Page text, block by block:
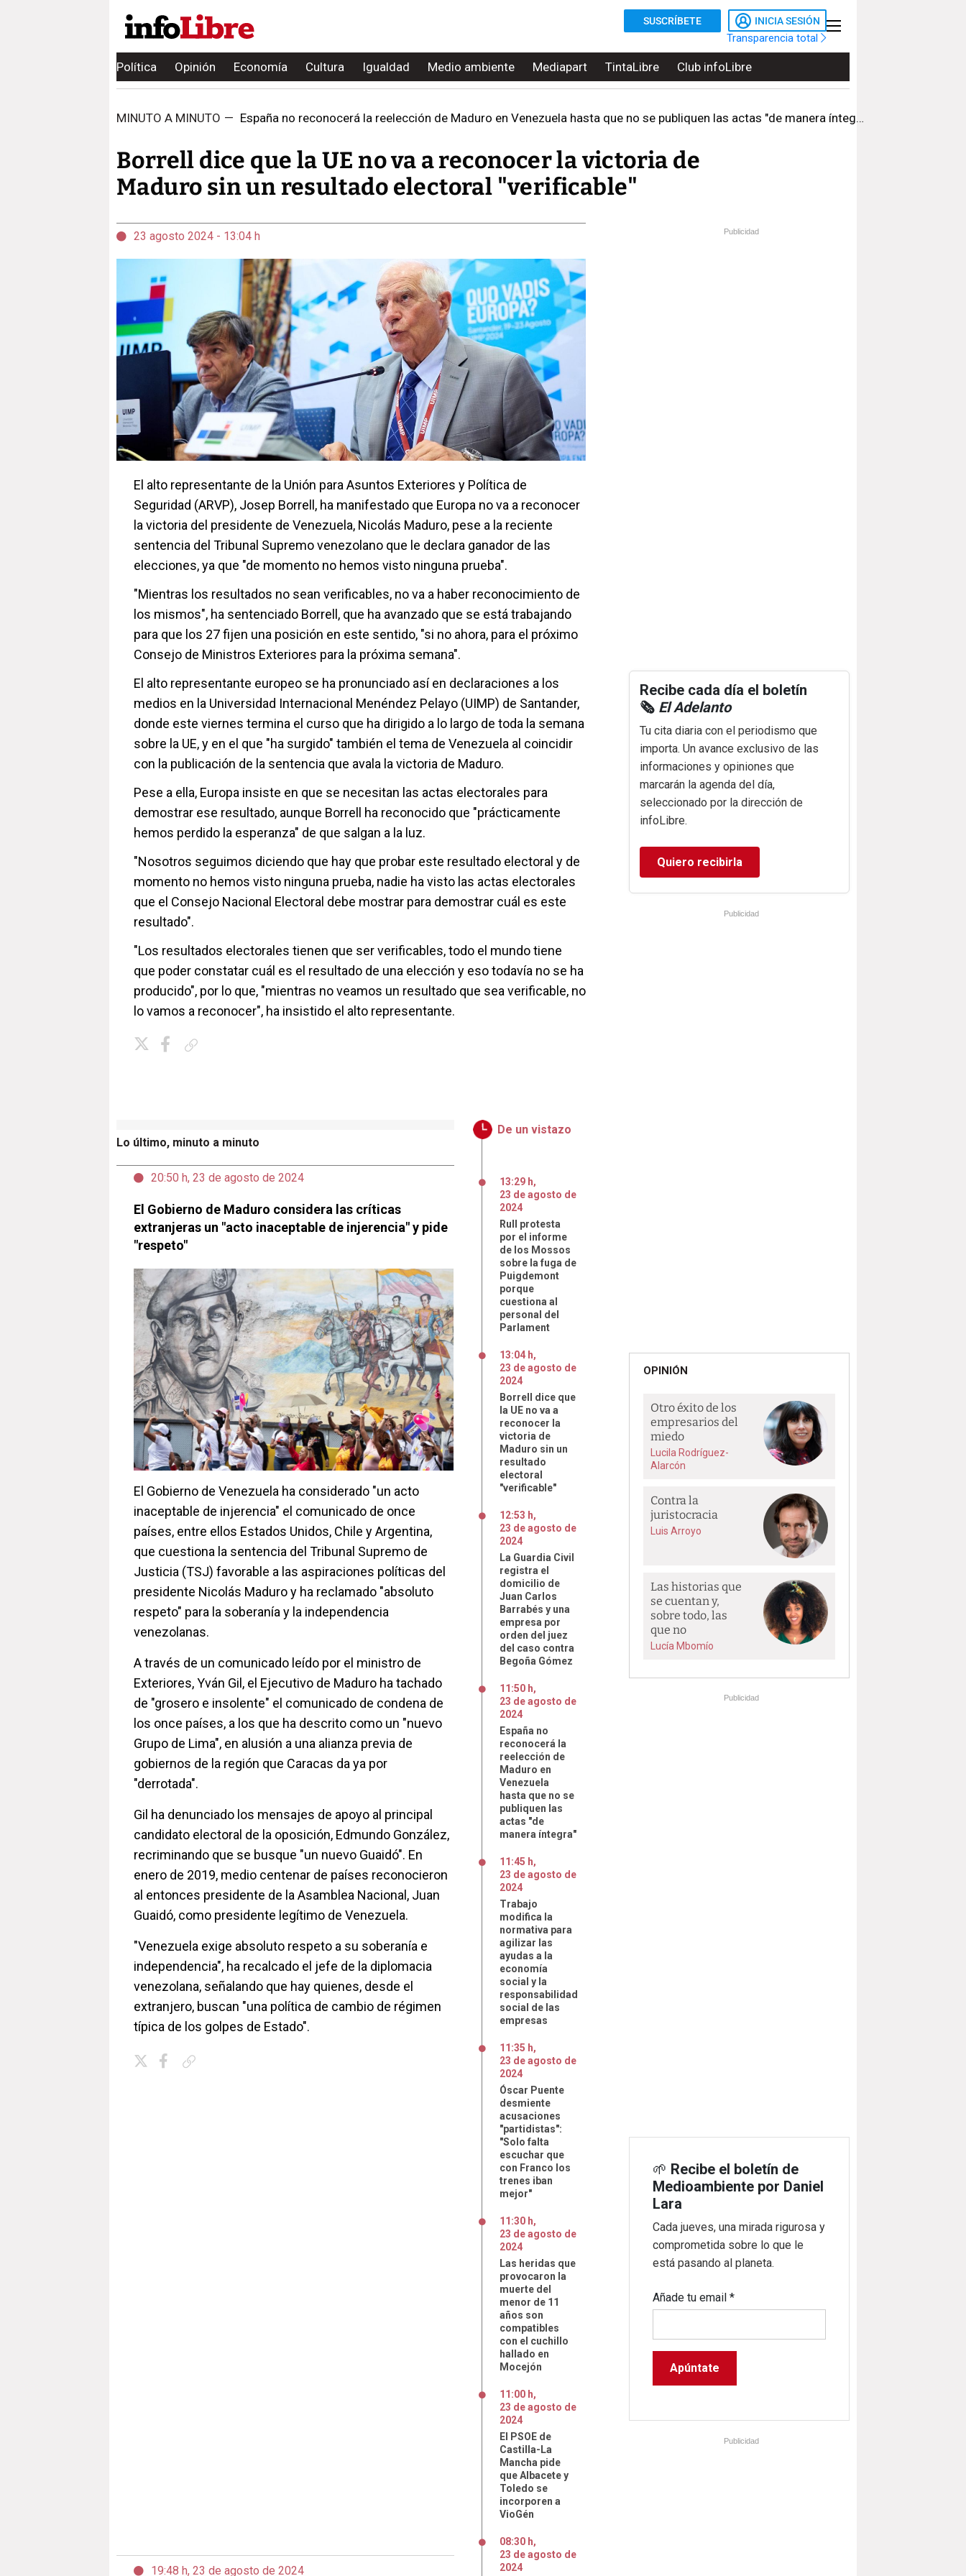
SUSCRÍBETE INICIA SESIÓN
Transparencia total
Política Opinión Economía Cultura Igualdad Medio ambiente Mediapart TintaLibre Club infoLibre
MINUTO A MINUTO — España no reconocerá la reelección de Maduro en Venezuela hasta que no se publiquen las actas "de manera íntegra"
Borrell dice que la UE no va a reconocer la victoria de
Maduro sin un resultado electoral "verificable"
23 agosto 2024 - 13:04 h
El alto representante de la Unión para Asuntos Exteriores y Política de
Seguridad (ARVP), Josep Borrell, ha manifestado que Europa no va a reconocer
la victoria del presidente de Venezuela, Nicolás Maduro, pese a la reciente
sentencia del Tribunal Supremo venezolano que le declara ganador de las
elecciones, ya que "de momento no hemos visto ninguna prueba".
"Mientras los resultados no sean verificables, no va a haber reconocimiento de
los mismos", ha sentenciado Borrell, que ha avanzado que se está trabajando
para que los 27 fijen una posición en este sentido, "si no ahora, para el próximo
Consejo de Ministros Exteriores para la próxima semana".
El alto representante europeo se ha pronunciado así en declaraciones a los
medios en la Universidad Internacional Menéndez Pelayo (UIMP) de Santander,
donde este viernes termina el curso que ha dirigido a lo largo de toda la semana
sobre la UE, y en el que "ha surgido" también el tema de Venezuela al coincidir
con la publicación de la sentencia que avala la victoria de Maduro.
Pese a ella, Europa insiste en que se necesitan las actas electorales para
demostrar ese resultado, aunque Borrell ha reconocido que "prácticamente
hemos perdido la esperanza" de que salgan a la luz.
"Nosotros seguimos diciendo que hay que probar este resultado electoral y de
momento no hemos visto ninguna prueba, nadie ha visto las actas electorales
que el Consejo Nacional Electoral debe mostrar para demostrar cuál es este
resultado".
"Los resultados electorales tienen que ser verificables, todo el mundo tiene
que poder constatar cuál es el resultado de una elección y eso todavía no se ha
producido", por lo que, "mientras no veamos un resultado que sea verificable, no
lo vamos a reconocer", ha insistido el alto representante.
Lo último, minuto a minuto
20:50 h, 23 de agosto de 2024
El Gobierno de Maduro considera las críticas
extranjeras un "acto inaceptable de injerencia" y pide
"respeto"
El Gobierno de Venezuela ha considerado "un acto
inaceptable de injerencia" el comunicado de once
países, entre ellos Estados Unidos, Chile y Argentina,
que cuestiona la sentencia del Tribunal Supremo de
Justicia (TSJ) favorable a las aspiraciones políticas del
presidente Nicolás Maduro y ha reclamado "absoluto
respeto" para la soberanía y la independencia
venezolanas.
A través de un comunicado leído por el ministro de
Exteriores, Yván Gil, el Ejecutivo de Maduro ha tachado
de "grosero e insolente" el comunicado de condena de
los once países, a los que ha descrito como un "nuevo
Grupo de Lima", en alusión a una alianza previa de
gobiernos de la región que Caracas da ya por
"derrotada".
Gil ha denunciado los mensajes de apoyo al principal
candidato electoral de la oposición, Edmundo González,
recriminando que se busque "un nuevo Guaidó". En
enero de 2019, medio centenar de países reconocieron
al entonces presidente de la Asamblea Nacional, Juan
Guaidó, como presidente legítimo de Venezuela.
"Venezuela exige absoluto respeto a su soberanía e
independencia", ha recalcado el jefe de la diplomacia
venezolana, señalando que hay quienes, desde el
extranjero, buscan "una política de cambio de régimen
típica de los golpes de Estado".
19:48 h, 23 de agosto de 2024
De un vistazo
13:29 h,
23 deagosto de
2024
Rull protesta
por el informe
de los Mossos
sobre la fuga de
Puigdemont
porque
cuestiona al
personal del
Parlament
13:04 h,
23 deagosto de
2024
Borrell dice que
la UE no va a
reconocer la
victoria de
Maduro sin un
resultado
electoral
"verificable"
12:53 h,
23 deagosto de
2024
La Guardia Civil
registra el
domicilio de
Juan Carlos
Barrabés y una
empresa por
orden del juez
del caso contra
Begoña Gómez
11:50 h,
23 deagosto de
2024
España no
reconocerá la
reelección de
Maduro en
Venezuela
hasta que no se
publiquen las
actas "de
manera íntegra"
11:45 h,
23 deagosto de
2024
Trabajo
modifica la
normativa para
agilizar las
ayudas a la
economía
social y la
responsabilidad
social de las
empresas
11:35 h,
23 deagosto de
2024
Óscar Puente
desmiente
acusaciones
"partidistas":
"Solo falta
escuchar que
con Franco los
trenes iban
mejor"
11:30 h,
23 deagosto de
2024
Las heridas que
provocaron la
muerte del
menor de 11
años son
compatibles
con el cuchillo
hallado en
Mocejón
11:00 h,
23 deagosto de
2024
El PSOE de
Castilla-La
Mancha pide
que Albacete y
Toledo se
incorporen a
VioGén
08:30 h,
23 deagosto de
2024
Publicidad
Recibe cada día el boletín
🗞️ El Adelanto
Tu cita diaria con el periodismo que
importa. Un avance exclusivo de las
informaciones y opiniones que
marcarán la agenda del día,
seleccionado por la dirección de
infoLibre.
Quiero recibirla
Publicidad
OPINIÓN
Otro éxito de los
empresarios del
miedo
Lucila Rodríguez-
Alarcón
Contra la
juristocracia
Luis Arroyo
Las historias que
se cuentan y,
sobre todo, las
que no
Lucía Mbomío
Publicidad
🌱 Recibe el boletín de
Medioambiente por Daniel
Lara
Cada jueves, una mirada rigurosa y
comprometida sobre lo que le
está pasando al planeta.
Añade tu email*
Publicidad